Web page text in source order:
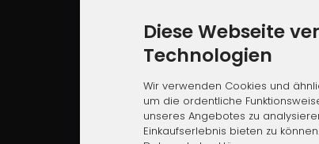
Diese Webseite
Technologien
Wir verwenden Cookies und
um die ordentliche
unseres Angebotes zu
Einkaufserlebnis bieten zu